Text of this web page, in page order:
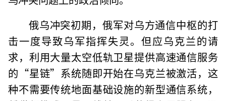
俄乌冲突初期，俄军对乌方通信中枢的打
击一度导致乌军指挥失灵。但应乌克兰的请
求，利用大量太空低轨卫星提供高速通信服务
的“星链”系统随即开始在乌克兰被激活，这
种不需要传统地面基础设施的新型通信系统，